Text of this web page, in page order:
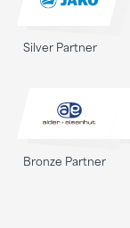
Silver Partner
Bronze Partner